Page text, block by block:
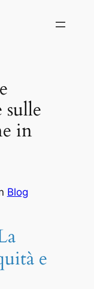
sulle
in
Blog
e